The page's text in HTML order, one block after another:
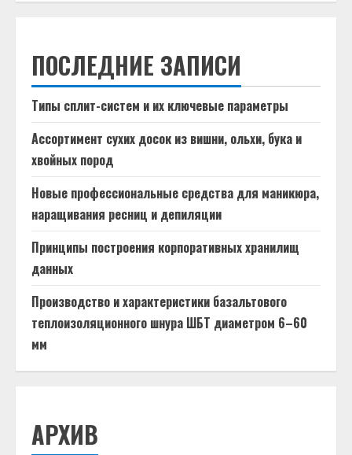
ПОСЛЕДНИЕ ЗАПИСИ
Типы сплит-систем и их ключевые параметры
Ассортимент сухих досок из вишни, ольхи, бука и
хвойных пород
Новые профессиональные средства для маникюра,
наращивания ресниц и депиляции
Принципы построения корпоративных хранилищ
данных
Производство и характеристики базальтового
теплоизоляционного шнура ШБТ диаметром 6–60
мм
АРХИВ